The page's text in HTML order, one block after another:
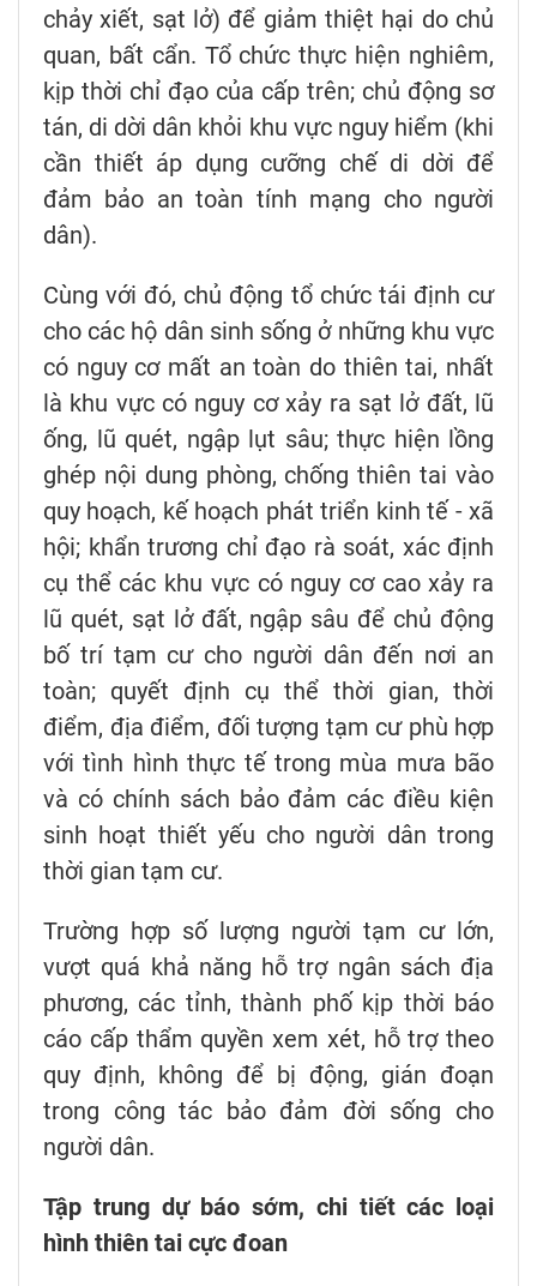
chảy xiết, sạt lở) để giảm thiệt hại do chủ
quan, bất cẩn. Tổ chức thực hiện nghiêm,
kịp thời chỉ đạo của cấp trên; chủ động sơ
tán, di dời dân khỏi khu vực nguy hiểm (khi
cần thiết áp dụng cưỡng chế di dời để
đảm bảo an toàn tính mạng cho người
dân).
Cùng với đó, chủ động tổ chức tái định cư
cho các hộ dân sinh sống ở những khu vực
có nguy cơ mất an toàn do thiên tai, nhất
là khu vực có nguy cơ xảy ra sạt lở đất, lũ
ống, lũ quét, ngập lụt sâu; thực hiện lồng
ghép nội dung phòng, chống thiên tai vào
quy hoạch, kế hoạch phát triển kinh tế - xã
hội; khẩn trương chỉ đạo rà soát, xác định
cụ thể các khu vực có nguy cơ cao xảy ra
lũ quét, sạt lở đất, ngập sâu để chủ động
bố trí tạm cư cho người dân đến nơi an
toàn; quyết định cụ thể thời gian, thời
điểm, địa điểm, đối tượng tạm cư phù hợp
với tình hình thực tế trong mùa mưa bão
và có chính sách bảo đảm các điều kiện
sinh hoạt thiết yếu cho người dân trong
thời gian tạm cư.
Trường hợp số lượng người tạm cư lớn,
vượt quá khả năng hỗ trợ ngân sách địa
phương, các tỉnh, thành phố kịp thời báo
cáo cấp thẩm quyền xem xét, hỗ trợ theo
quy định, không để bị động, gián đoạn
trong công tác bảo đảm đời sống cho
người dân.
Tập trung dự báo sớm, chi tiết các loại
hình thiên tai cực đoan